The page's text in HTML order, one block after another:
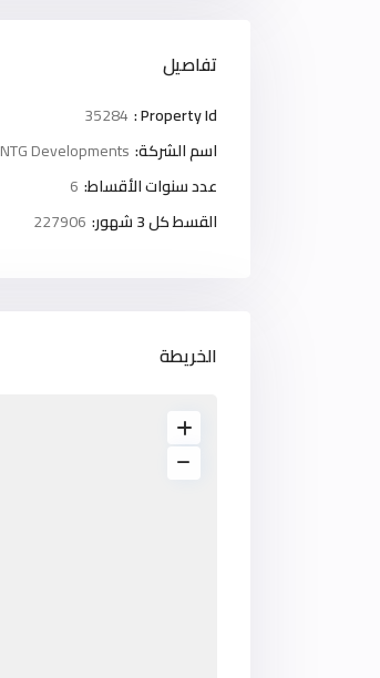
تفاصيل
Property Id :
35284
اسم الشركة: NTG Developments
عدد سنوات الأقساط: 6
القسط كل 3 شهور:
227906
الخريطة